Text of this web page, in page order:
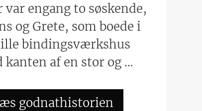
var engang to søskende,
og Grete, som boede i
bindingsværkshus
kanten af en stor og …
godnathistorien